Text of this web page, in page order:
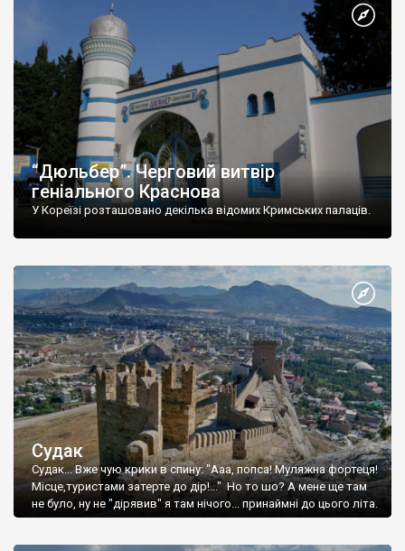
“Дюльбер”. Черговий витвір
геніального Краснова
У Кореїзі розташовано декілька відомих Кримських палаців.
Судак
Судак... Вже чую крики в спину: "Ааа, попса! Муляжна фортеця!
Місце,туристами затерте до дір!..." Но то шо? А мене ще там
не було, ну не "дірявив" я там нічого... принаймні до цього літа.